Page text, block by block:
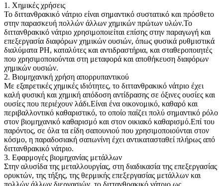
1. Χημικές χρήσεις
Το διττανθρακικό νάτριο είναι σημαντικό συστατικό και πρόσθετο
στην παρασκευή πολλών άλλων χημικών πρώτων υλών.Το
διττανθρακικό νάτριο χρησιμοποιείται επίσης στην παραγωγή και
επεξεργασία διαφόρων χημικών ουσιών, όπως φυσικά ρυθμιστικά
διαλύματα PH, καταλύτες και αντιδραστήρια, και σταθεροποιητές
που χρησιμοποιούνται στη μεταφορά και αποθήκευση διαφόρων
χημικών ουσιών.
2. Βιομηχανική χρήση απορρυπαντικού
Με εξαιρετικές χημικές ιδιότητες, το διττανθρακικό νάτριο έχει
καλή φυσική και χημική απόδοση αντίδρασης σε όξινες ουσίες και
ουσίες που περιέχουν λάδι.Είναι ένα οικονομικό, καθαρό και
περιβαλλοντικό καθαριστικό, το οποίο παίζει πολύ σημαντικό ρόλο
στον βιομηχανικό καθαρισμό και στον οικιακό καθαρισμό.Επί του
παρόντος, σε όλα τα είδη σαπουνιού που χρησιμοποιούνται στον
κόσμο, η παραδοσιακή σαπωνίνη έχει αντικατασταθεί πλήρως από
διττανθρακικό νάτριο.
3. Εφαρμογές βιομηχανίας μετάλλων
Στην αλυσίδα της μεταλλουργίας, στη διαδικασία της επεξεργασίας
ορυκτών, της τήξης, της θερμικής επεξεργασίας μετάλλων και
πολλών άλλων διεργασιών, το διττανθρακικό νάτριο ως